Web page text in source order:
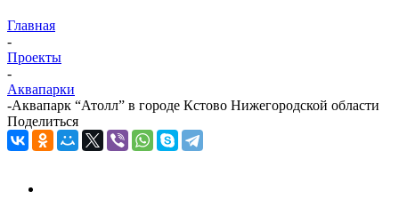
Главная
-
Проекты
-
Аквапарки
-Аквапарк “Атолл” в городе Кстово Нижегородской области
Поделиться